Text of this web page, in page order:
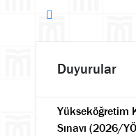
Duyurular
Yükseköğretim
Sınavı (2026/